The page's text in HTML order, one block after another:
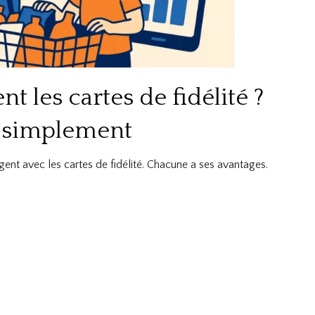
les cartes de fidélité ?
simplement
avec les cartes de fidélité. Chacune a ses avantages.